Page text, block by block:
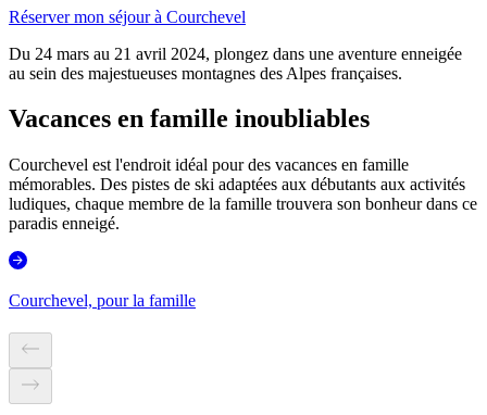
Réserver mon séjour à Courchevel
Du 24 mars au 21 avril 2024, plongez dans une aventure enneigée
au sein des majestueuses montagnes des Alpes françaises.
Vacances en famille inoubliables
Courchevel est l'endroit idéal pour des vacances en famille
mémorables. Des pistes de ski adaptées aux débutants aux activités
ludiques, chaque membre de la famille trouvera son bonheur dans ce
paradis enneigé.
Courchevel, pour la famille